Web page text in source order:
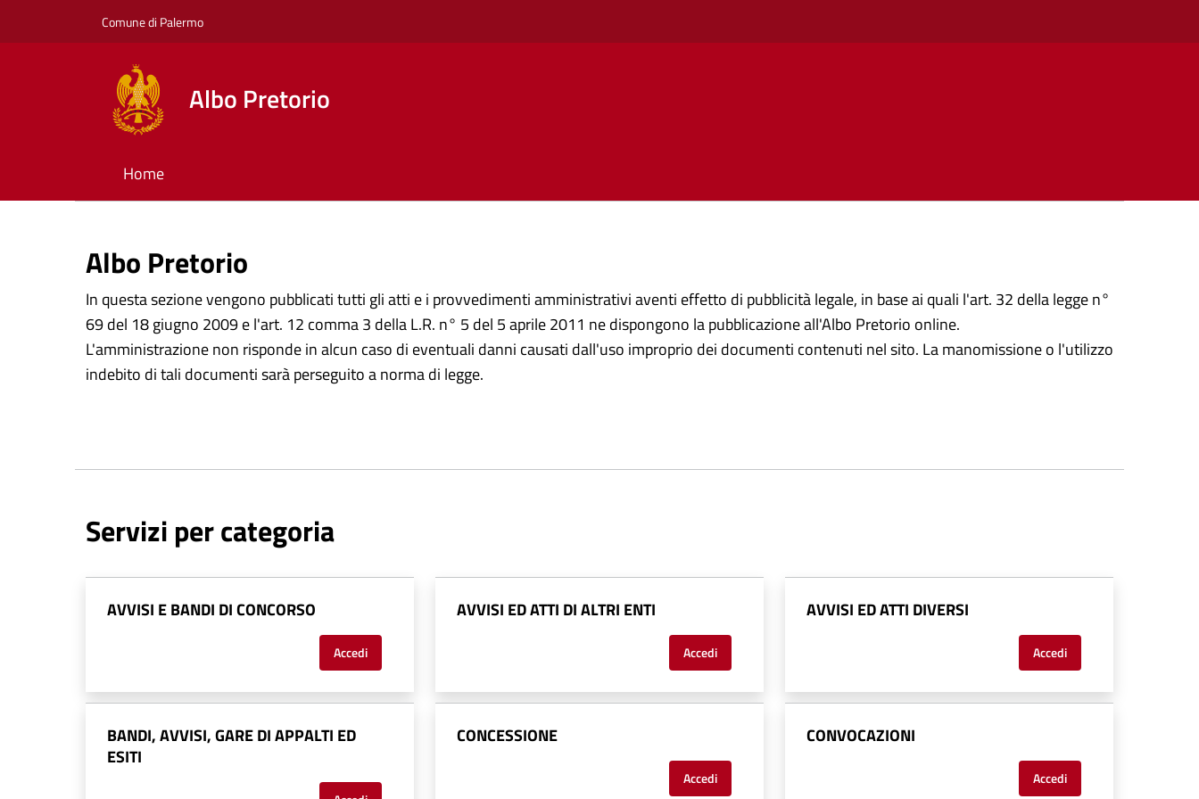
Comune di Palermo
Albo Pretorio
Home
Albo Pretorio
In questa sezione vengono pubblicati tutti gli atti e i provvedimenti amministrativi aventi effetto di pubblicità legale, in base ai quali l'art. 32 della legge n°
69 del 18 giugno 2009 e l'art. 12 comma 3 della L.R. n° 5 del 5 aprile 2011 ne dispongono la pubblicazione all'Albo Pretorio online.
L'amministrazione non risponde in alcun caso di eventuali danni causati dall'uso improprio dei documenti contenuti nel sito. La manomissione o l'utilizzo
indebito di tali documenti sarà perseguito a norma di legge.
Servizi per categoria
AVVISI E BANDI DI CONCORSO
Accedi
AVVISI ED ATTI DI ALTRI ENTI
Accedi
AVVISI ED ATTI DIVERSI
Accedi
BANDI, AVVISI, GARE DI APPALTI ED
ESITI
CONCESSIONE
Accedi
CONVOCAZIONI
Accedi